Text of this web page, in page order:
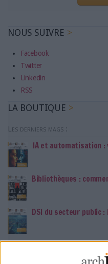
NOUS SUIVRE
Facebook
Twitter
Linkedin
RSS
LA BOUTIQUE
Les derniers mags :
IA et automatisation :
Bibliothèques :
DSI du secteur public